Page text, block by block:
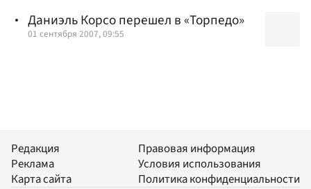
Даниэль Корсо перешел в «Торпедо»
01 сентября 2007, 09:55
Редакция
Реклама
Карта сайта
Правовая информация
Условия использования
Политика конфиденциальности